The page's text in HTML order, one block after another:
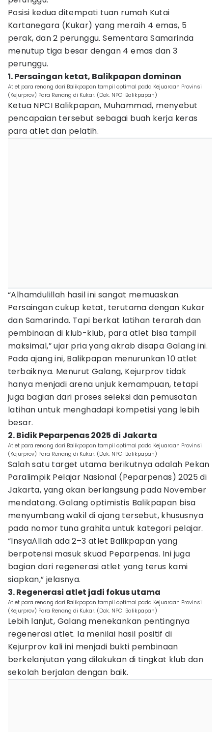
Posisi kedua ditempati tuan rumah Kutai
Kartanegara (Kukar) yang meraih 4 emas, 5
perak, dan 2 perunggu. Sementara Samarinda
menutup tiga besar dengan 4 emas dan 3
perunggu.
1. Persaingan ketat, Balikpapan dominan
Atlet para renang dari Balikpapan tampil optimal pada Kejuaraan Provinsi
(Kejurprov) Para Renang di Kukar. (Dok. NPCI Balikpapan)
Ketua NPCI Balikpapan, Muhammad, menyebut
pencapaian tersebut sebagai buah kerja keras
para atlet dan pelatih.
“Alhamdulillah hasil ini sangat memuaskan.
Persaingan cukup ketat, terutama dengan Kukar
dan Samarinda. Tapi berkat latihan terarah dan
pembinaan di klub-klub, para atlet bisa tampil
maksimal,” ujar pria yang akrab disapa Galang ini.
Pada ajang ini, Balikpapan menurunkan 10 atlet
terbaiknya. Menurut Galang, Kejurprov tidak
hanya menjadi arena unjuk kemampuan, tetapi
juga bagian dari proses seleksi dan pemusatan
latihan untuk menghadapi kompetisi yang lebih
besar.
2. Bidik Peparpenas 2025 di Jakarta
Atlet para renang dari Balikpapan tampil optimal pada Kejuaraan Provinsi
(Kejurprov) Para Renang di Kukar. (Dok. NPCI Balikpapan)
Salah satu target utama berikutnya adalah Pekan
Paralimpik Pelajar Nasional (Peparpenas) 2025 di
Jakarta, yang akan berlangsung pada November
mendatang. Galang optimistis Balikpapan bisa
menyumbang wakil di ajang tersebut, khususnya
pada nomor tuna grahita untuk kategori pelajar.
“InsyaAllah ada 2–3 atlet Balikpapan yang
berpotensi masuk skuad Peparpenas. Ini juga
bagian dari regenerasi atlet yang terus kami
siapkan,” jelasnya.
3. Regenerasi atlet jadi fokus utama
Atlet para renang dari Balikpapan tampil optimal pada Kejuaraan Provinsi
(Kejurprov) Para Renang di Kukar. (Dok. NPCI Balikpapan)
Lebih lanjut, Galang menekankan pentingnya
regenerasi atlet. Ia menilai hasil positif di
Kejurprov kali ini menjadi bukti pembinaan
berkelanjutan yang dilakukan di tingkat klub dan
sekolah berjalan dengan baik.